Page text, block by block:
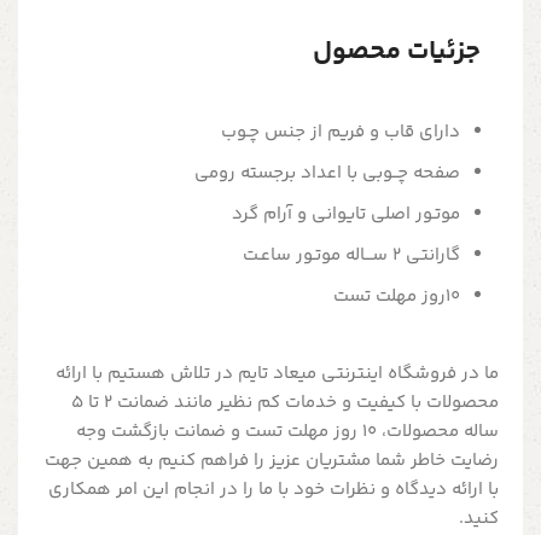
جزئیات محصول
دارای قاب و فریم از جنس چـوب
صفحه چــوبی با اعداد برجسته رومی
موتـور اصلی تایوانی و آرام گرد
گارانتی 2 ســـاله موتـور ساعـت
10روز مهلت تست
ما در فروشگاه اینترنتی میعاد تایم در تلاش هستیم با ارائه
محصولات با کیفیت و خدمات کم نظیر مانند ضمانت 2 تا 5
ساله محصولات، 10 روز مهلت تست و ضمانت بازگشت وجه
رضایت خاطر شما مشتریان عزیز را فراهم کنیم به همین جهت
با ارائه دیدگاه و نظرات خود با ما را در انجام این امر همکاری
کنید.